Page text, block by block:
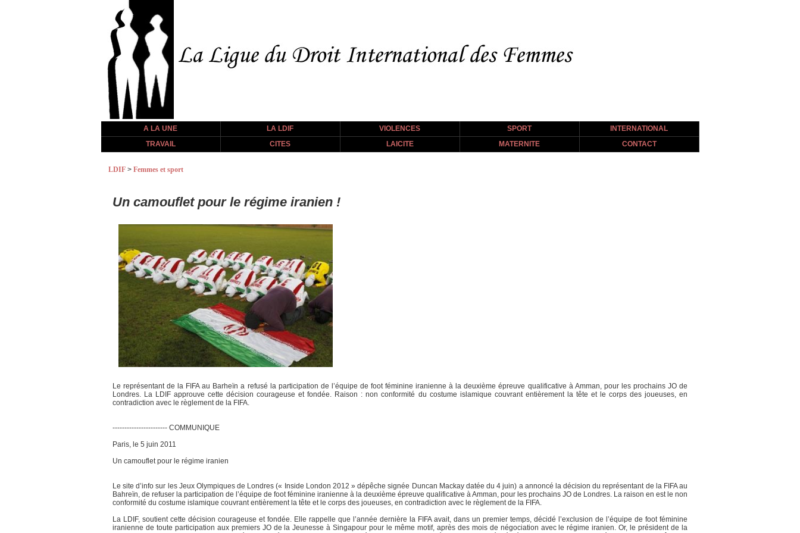
A LA UNE LA LDIF VIOLENCES SPORT
INTERNATIONAL
TRAVAIL
CITES LAICITE MATERNITE CONTACT
LDIF > Femmes et sport
Un camouflet pour le régime iranien !
Le représentant de la FIFA au Barheïn a refusé la participation de l’équipe de foot féminine iranienne à la deuxième épreuve qualificative à Amman, pour les prochains JO de
Londres. La LDIF approuve cette décision courageuse et fondée. Raison : non conformité du costume islamique couvrant entièrement la tête et le corps des joueuses, en
contradiction avec le règlement de la FIFA.
----------------------- COMMUNIQUE
Paris, le 5 juin 2011
Un camouflet pour le régime iranien
Le site d’info sur les Jeux Olympiques de Londres (« Inside London 2012 » dépêche signée Duncan Mackay datée du 4 juin) a annoncé la décision du représentant de la FIFA au
Bahreïn, de refuser la participation de l’équipe de foot féminine iranienne à la deuxième épreuve qualificative à Amman, pour les prochains JO de Londres. La raison en est le non
conformité du costume islamique couvrant entièrement la tête et le corps des joueuses, en contradiction avec le règlement de la FIFA.
La LDIF, soutient cette décision courageuse et fondée. Elle rappelle que l’année dernière la FIFA avait, dans un premier temps, décidé l’exclusion de l’équipe de foot féminine
iranienne de toute participation aux premiers JO de la Jeunesse à Singapour pour le même motif, après des mois de négociation avec le régime iranien. Or, le président de la